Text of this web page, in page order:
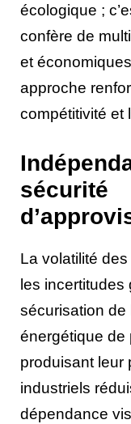
écologique ;
confère de
et
approche
compétitivité et
sécurité
La volatilité
les
sécurisation de
énergétique de
produisant leur
industriels
dépendance